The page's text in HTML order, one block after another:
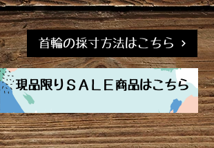
首輪の採寸方法はこちら
現品限りＳＡＬＥ商品はこちら